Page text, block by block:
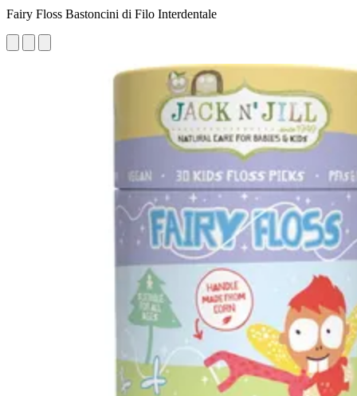
Fairy Floss Bastoncini di Filo Interdentale